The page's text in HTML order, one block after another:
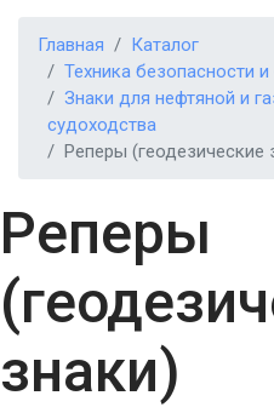
Главная
Каталог
Техника безопасности
Знаки для нефтяной и
судоходства
Реперы (геодезические
Реперы
знаки)